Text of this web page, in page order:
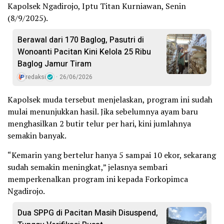
Kapolsek Ngadirojo, Iptu Titan Kurniawan, Senin
(8/9/2025).
Berawal dari 170 Baglog, Pasutri di
Wonoanti Pacitan Kini Kelola 25 Ribu
Baglog Jamur Tiram
redaksi 26/06/2026
Kapolsek muda tersebut menjelaskan, program ini sudah
mulai menunjukkan hasil. Jika sebelumnya ayam baru
menghasilkan 2 butir telur per hari, kini jumlahnya
semakin banyak.
“Kemarin yang bertelur hanya 5 sampai 10 ekor, sekarang
sudah semakin meningkat,” jelasnya sembari
memperkenalkan program ini kepada Forkopimca
Ngadirojo.
Dua SPPG di Pacitan Masih Disuspend,